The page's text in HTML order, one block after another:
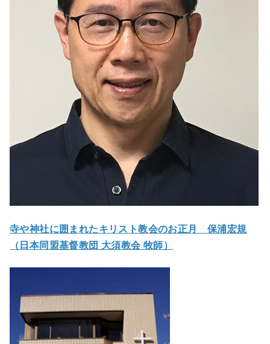
寺や神社に囲まれたキリスト教会のお正月 保浦宏規
（日本同盟基督教団 大須教会 牧師）